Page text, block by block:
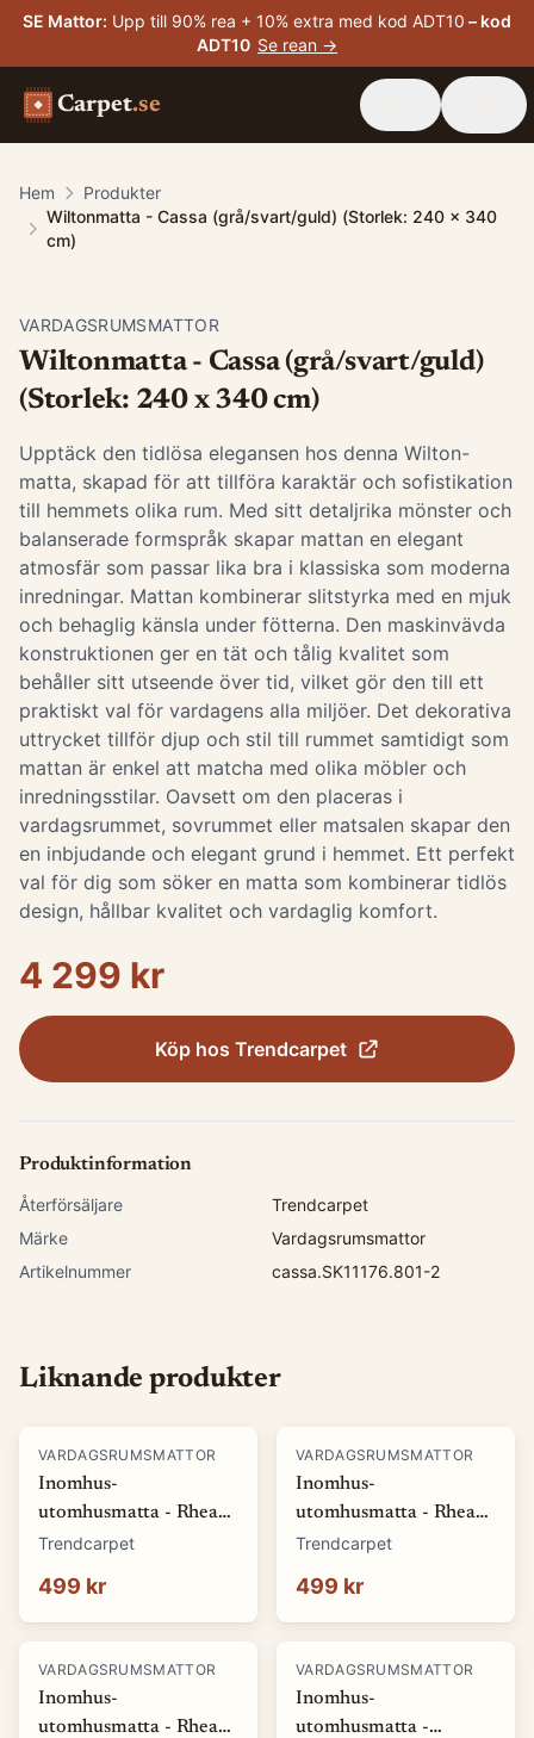
SE Mattor: Upp till 90% rea + 10% extra med kod ADT10 – kod
ADT10 Se rean →
Carpet.se
Hem
Produkter
Wiltonmatta - Cassa (grå/svart/guld) (Storlek: 240 x 340
cm)
VARDAGSRUMSMATTOR
Wiltonmatta - Cassa (grå/svart/guld)
(Storlek: 240 x 340 cm)
Upptäck den tidlösa elegansen hos denna Wilton-
matta, skapad för att tillföra karaktär och sofistikation
till hemmets olika rum. Med sitt detaljrika mönster och
balanserade formspråk skapar mattan en elegant
atmosfär som passar lika bra i klassiska som moderna
inredningar. Mattan kombinerar slitstyrka med en mjuk
och behaglig känsla under fötterna. Den maskinvävda
konstruktionen ger en tät och tålig kvalitet som
behåller sitt utseende över tid, vilket gör den till ett
praktiskt val för vardagens alla miljöer. Det dekorativa
uttrycket tillför djup och stil till rummet samtidigt som
mattan är enkel att matcha med olika möbler och
inredningsstilar. Oavsett om den placeras i
vardagsrummet, sovrummet eller matsalen skapar den
en inbjudande och elegant grund i hemmet. Ett perfekt
val för dig som söker en matta som kombinerar tidlös
design, hållbar kvalitet och vardaglig komfort.
4 299 kr
Köp hos Trendcarpet
Produktinformation
Återförsäljare
Trendcarpet
Märke
Vardagsrumsmattor
Artikelnummer
cassa.SK11176.801-2
Liknande produkter
VARDAGSRUMSMATTOR
Inomhus-
utomhusmatta - Rhea
(vit) (Storlek: 80 x 150
Trendcarpet
499 kr
VARDAGSRUMSMATTOR
Inomhus-
utomhusmatta - Rhea
(beige) (Storlek: 80 x
Trendcarpet
499 kr
VARDAGSRUMSMATTOR
Inomhus-
utomhusmatta - Rhea
VARDAGSRUMSMATTOR
Inomhus-
utomhusmatta -